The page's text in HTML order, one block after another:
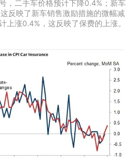
，二手车价格预计下降0.4%；新车
反映了新车销售激励措施的微幅减
上涨0.4%，这反映了保费的上涨。